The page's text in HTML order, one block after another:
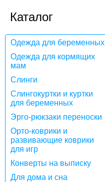
Каталог
Одежда для беременных
Одежда для кормящих
мам
Слинги
Слингокуртки и куртки
для беременных
Эрго-рюкзаки переноски
Орто-коврики и
развивающие коврики
для игр
Конверты на выписку
Для дома и сна